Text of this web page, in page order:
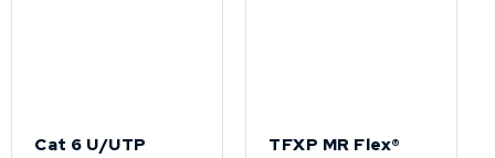
Cat 6 U/UTP
TFXP MR Flex®